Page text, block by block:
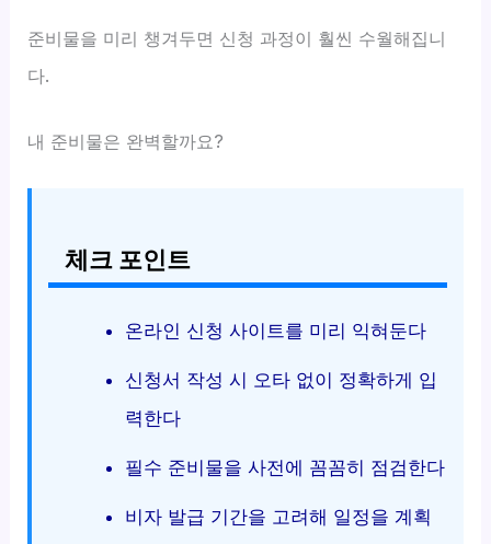
준비물을 미리 챙겨두면 신청 과정이 훨씬 수월해집니
다.
내 준비물은 완벽할까요?
체크 포인트
온라인 신청 사이트를 미리 익혀둔다
신청서 작성 시 오타 없이 정확하게 입
력한다
필수 준비물을 사전에 꼼꼼히 점검한다
비자 발급 기간을 고려해 일정을 계획